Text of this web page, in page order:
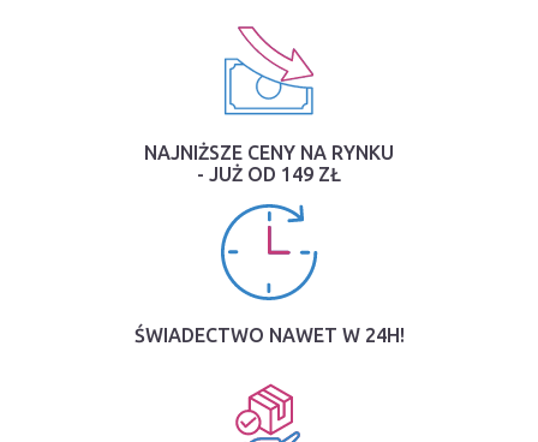
NAJNIŻSZE CENY NA RYNKU
- JUŻ OD 149 ZŁ
ŚWIADECTWO NAWET W 24H!